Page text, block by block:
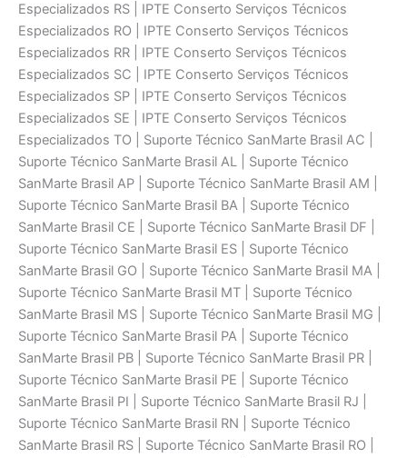
Especializados RS | IPTE Conserto Serviços Técnicos
Especializados RO | IPTE Conserto Serviços Técnicos
Especializados RR | IPTE Conserto Serviços Técnicos
Especializados SC | IPTE Conserto Serviços Técnicos
Especializados SP | IPTE Conserto Serviços Técnicos
Especializados SE | IPTE Conserto Serviços Técnicos
Especializados TO | Suporte Técnico SanMarte Brasil AC |
Suporte Técnico SanMarte Brasil AL | Suporte Técnico
SanMarte Brasil AP | Suporte Técnico SanMarte Brasil AM |
Suporte Técnico SanMarte Brasil BA | Suporte Técnico
SanMarte Brasil CE | Suporte Técnico SanMarte Brasil DF |
Suporte Técnico SanMarte Brasil ES | Suporte Técnico
SanMarte Brasil GO | Suporte Técnico SanMarte Brasil MA |
Suporte Técnico SanMarte Brasil MT | Suporte Técnico
SanMarte Brasil MS | Suporte Técnico SanMarte Brasil MG |
Suporte Técnico SanMarte Brasil PA | Suporte Técnico
SanMarte Brasil PB | Suporte Técnico SanMarte Brasil PR |
Suporte Técnico SanMarte Brasil PE | Suporte Técnico
SanMarte Brasil PI | Suporte Técnico SanMarte Brasil RJ |
Suporte Técnico SanMarte Brasil RN | Suporte Técnico
SanMarte Brasil RS | Suporte Técnico SanMarte Brasil RO |